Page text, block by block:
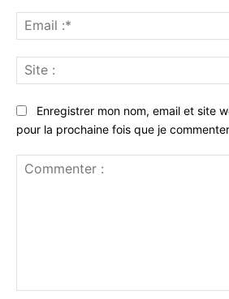
Enregistrer mon nom, email et site
pour la prochaine fois que je